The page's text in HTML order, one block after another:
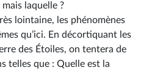
laquelle ?
lointaine, les phénomènes
qu’ici. En décortiquant les
des Étoiles, on tentera de
telles que : Quelle est la